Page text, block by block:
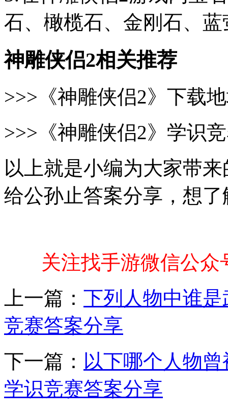
石、橄榄石、金刚石、
神雕侠侣2相关推荐
>>>《神雕侠侣2》下载
>>>《神雕侠侣2》学识
以上就是小编为大家带
给公孙止答案分享，想
关注找手游微信公
上一篇： 下列人物中谁
竞赛答案分享
下一篇： 以下哪个人物
学识竞赛答案分享